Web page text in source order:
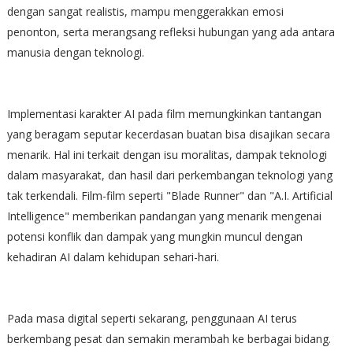
dengan sangat realistis, mampu menggerakkan emosi
penonton, serta merangsang refleksi hubungan yang ada antara
manusia dengan teknologi.
Implementasi karakter AI pada film memungkinkan tantangan
yang beragam seputar kecerdasan buatan bisa disajikan secara
menarik. Hal ini terkait dengan isu moralitas, dampak teknologi
dalam masyarakat, dan hasil dari perkembangan teknologi yang
tak terkendali. Film-film seperti "Blade Runner" dan "A.I. Artificial
Intelligence" memberikan pandangan yang menarik mengenai
potensi konflik dan dampak yang mungkin muncul dengan
kehadiran AI dalam kehidupan sehari-hari.
Pada masa digital seperti sekarang, penggunaan AI terus
berkembang pesat dan semakin merambah ke berbagai bidang.